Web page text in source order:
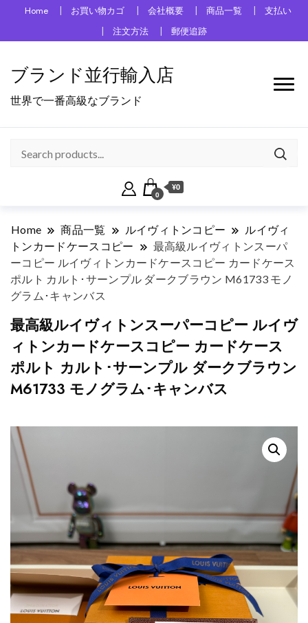
Home お買い物カゴ 会社概要 商品一覧
支払い
注文方法
郵便追跡
ブランド並行輸入店
世界で一番高級なブランド
0
¥0
Home 商品一覧 ルイヴィトンコピー
ルイヴィ
トンカードケースコピー
最高級ルイヴィトンスーパ
ーコピー ルイヴィトンカードケースコピー カードケース
ポルト カルト･サーンプル ダークブラウン M61733 モノ
グラム･キャンバス
最高級ルイヴィトンスーパーコピー ルイヴ
ィトンカードケースコピー カードケース
ポルト カルト･サーンプル ダークブラウン
M61733 モノグラム･キャンバス